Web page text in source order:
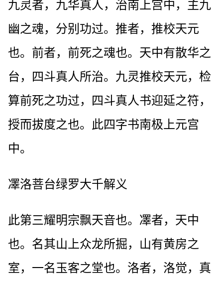
九灵者，九华真人，治南上宫中，主九
幽之魂，分别功过。推者，推校天元
也。前者，前死之魂也。天中有散华之
台，四斗真人所治。九灵推校天元，检
算前死之功过，四斗真人书迎延之符，
授而拔度之也。此四字书南极上元宫
中。
凙洛菩台绿罗大千解义
此第三耀明宗飘天音也。凙者，天中
也。名其山上众龙所掘，山有黄房之
室，一名玉客之堂也。洛者，洛觉，真